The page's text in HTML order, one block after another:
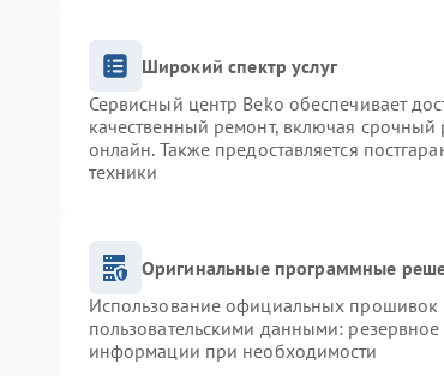
Широкий спектр услуг
Сервисный центр Beko обеспечивает
качественный ремонт, включая срочный
онлайн. Также предоставляется
техники
Оригинальные программные
Использование официальных прошивок
пользовательскими данными:
информации при необходимости